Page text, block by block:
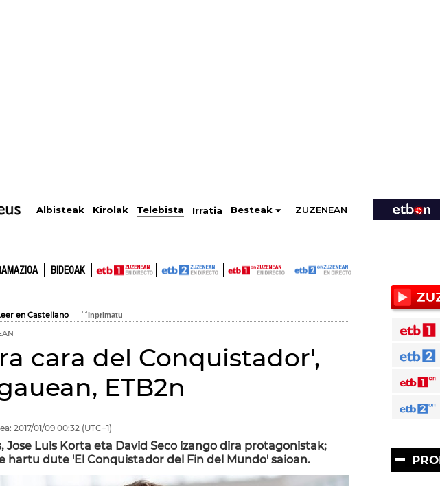
Albisteak Kirolak Telebista Irratia Besteak ZUZENEAN
BIDEOAK
en Castellano
cara del Conquistador',
ETB2n
2017/01/09 00:32 (UTC+1)
Jose Luis Korta eta David Seco izango dira protagonistak;
hartu dute 'El Conquistador del Fin del Mundo' saioan.